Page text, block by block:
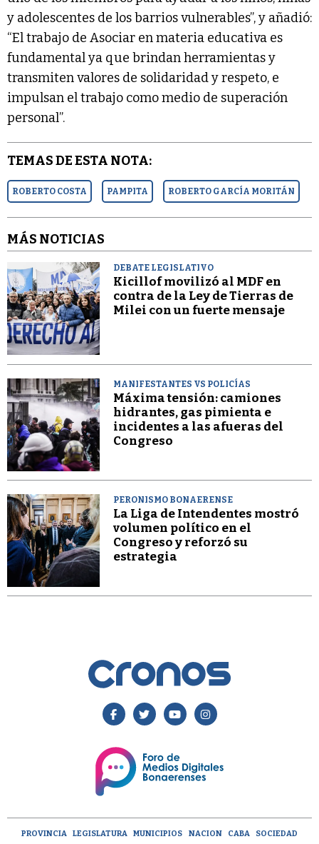
y adolescentes de los barrios vulnerables”, y añadió:
“El trabajo de Asociar en materia educativa es
fundamental ya que brindan herramientas y
transmiten valores de solidaridad y respeto, e
impulsan el trabajo como medio de superación
personal”.
TEMAS DE ESTA NOTA:
ROBERTO COSTA PAMPITA ROBERTO GARCÍA MORITÁN
MÁS NOTICIAS
DEBATE LEGISLATIVO
Kicillof movilizó al MDF en
contra de la Ley de Tierras de
Milei con un fuerte mensaje
MANIFESTANTES VS POLICÍAS
Máxima tensión: camiones
hidrantes, gas pimienta e
incidentes a las afueras del
Congreso
PERONISMO BONAERENSE
La Liga de Intendentes mostró
volumen político en el
Congreso y reforzó su
estrategia
PROVINCIA LEGISLATURA MUNICIPIOS NACION CABA SOCIEDAD